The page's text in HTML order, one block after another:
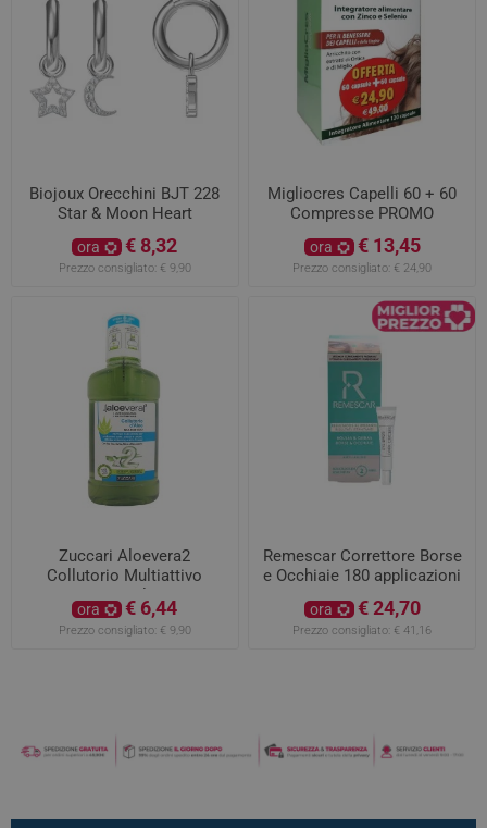
Biojoux Orecchini BJT 228
Star & Moon Heart
ora € 8,32
Prezzo consigliato: € 9,90
Migliocres Capelli 60 + 60
Compresse PROMO
ora € 13,45
Prezzo consigliato: € 24,90
Zuccari Aloevera2
Collutorio Multiattivo
250ml
ora € 6,44
Prezzo consigliato: € 9,90
Remescar Correttore Borse
e Occhiaie 180 applicazioni
ora € 24,70
Prezzo consigliato: € 41,16